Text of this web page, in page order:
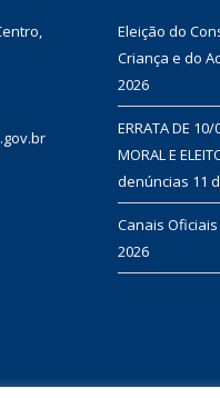
Eleição do
Criança e do
2026
ERRATA DE
MORAL E
denúncias 11
Canais
2026